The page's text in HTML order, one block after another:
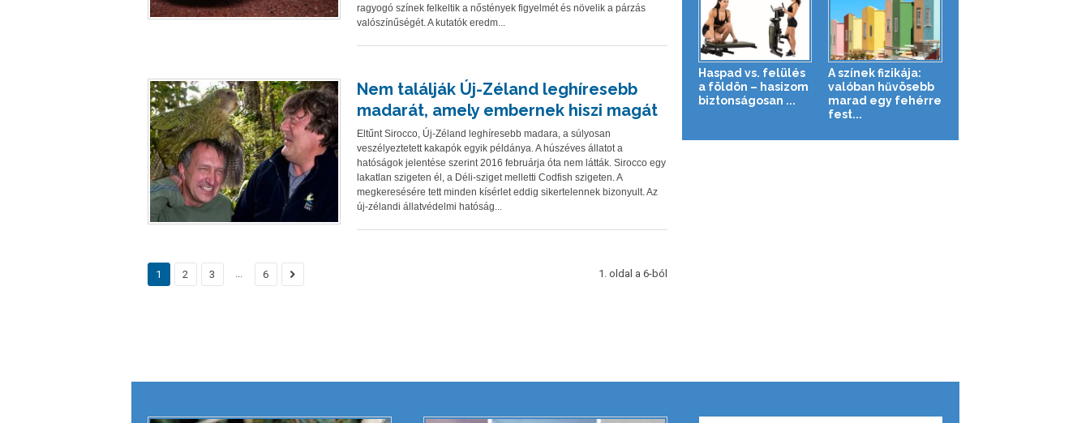
ragyogó színek felkeltik a nőstények figyelmét és növelik a párzás
valószínűségét. A kutatók eredm...
Nem találják Új-Zéland leghíresebb
madarát, amely embernek hiszi magát
Eltűnt Sirocco, Új-Zéland leghíresebb madara, a súlyosan
veszélyeztetett kakapók egyik példánya. A húszéves állatot a
hatóságok jelentése szerint 2016 februárja óta nem látták. Sirocco egy
lakatlan szigeten él, a Déli-sziget melletti Codfish szigeten. A
megkeresésére tett minden kísérlet eddig sikertelennek bizonyult. Az
új-zélandi állatvédelmi hatóság...
1 2 3 ... 6 1. oldal a 6-ból
Haspad vs. felülés
a földön – hasizom
biztonságosan ...
A színek fizikája:
valóban hűvösebb
marad egy fehérre
fest...